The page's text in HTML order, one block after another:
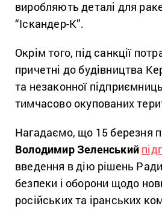
виробляють деталі для
“Іскандер-К”.
Окрім того, під санкції
причетні до будівництва
та незаконної
тимчасово окупованих
Нагадаємо, що 15 березня
Володимир Зеленський
введення в дію рішень
безпеки і оборони щодо
російських та іранських